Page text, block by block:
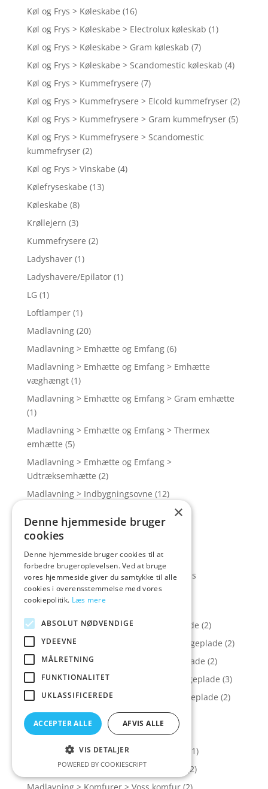
Køl og Frys > Køleskabe (16)
Køl og Frys > Køleskabe > Electrolux køleskab (1)
Køl og Frys > Køleskabe > Gram køleskab (7)
Køl og Frys > Køleskabe > Scandomestic køleskab (4)
Køl og Frys > Kummefrysere (7)
Køl og Frys > Kummefrysere > Elcold kummefryser (2)
Køl og Frys > Kummefrysere > Gram kummefryser (5)
Køl og Frys > Kummefrysere > Scandomestic
kummefryser (2)
Køl og Frys > Vinskabe (4)
Kølefryseskabe (13)
Køleskabe (8)
Krøllejern (3)
Kummefrysere (2)
Ladyshaver (1)
Ladyshavere/Epilator (1)
LG (1)
Loftlamper (1)
Madlavning (20)
Madlavning > Emhætte og Emfang (6)
Madlavning > Emhætte og Emfang > Emhætte
væghængt (1)
Madlavning > Emhætte og Emfang > Gram emhætte
(1)
Madlavning > Emhætte og Emfang > Thermex
emhætte (5)
Madlavning > Emhætte og Emfang >
Udtræksemhætte (2)
Madlavning > Indbygningsovne (12)
Madlavning > Indbygningsovne > AEG
indbygningsovn (1)
Madlavning > Indbygningsovne > Gram
indbygningsovn (1)
Madlavning > Indbygningsovne > Siemens
indbygningsovn (1)
Madlavning > Kogeplader
Madlavning > Kogeplader > AEG kogeplade (2)
Madlavning > Kogeplader > Electrolux kogeplade (2)
Madlavning > Kogeplader > Gram kogeplade (2)
Madlavning > Kogeplader > Silverline kogeplade (3)
Madlavning > Kogeplader > Thermex kogeplade (2)
Madlavning > Kombiovne (5)
Madlavning > Komfurer (16)
Madlavning > Komfurer > Bosch komfur
(1)
Madlavning > Komfurer > Gram komfur
(2)
Madlavning > Komfurer > Voss komfur (2)
×
Denne hjemmeside bruger
cookies
Denne hjemmeside bruger cookies til at
forbedre brugeroplevelsen. Ved at bruge
vores hjemmeside giver du samtykke til alle
cookies i overensstemmelse med vores
cookiepolitik. Læs mere
ABSOLUT NØDVENDIGE
YDEEVNE
MÅLRETNING
FUNKTIONALITET
UKLASSIFICEREDE
ACCEPTER ALLE AFVIS ALLE
VIS DETALJER
POWERED BY COOKIESCRIPT